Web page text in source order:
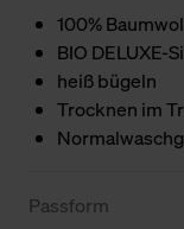
100%
BIO DELUXE-
heiß bügeln
Trocknen im
Passform